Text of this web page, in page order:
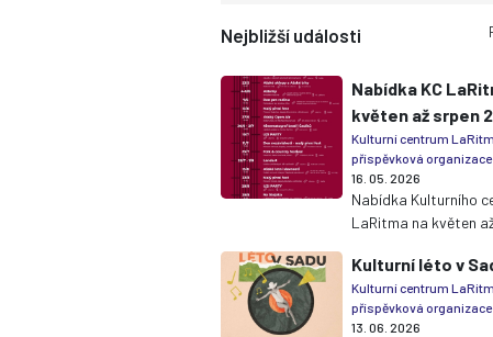
Nejbližší události
Nabídka KC
květen až srpen
Kulturní centrum
příspěvková organizace
16. 05. 2026
Nabídka Kulturního
LaRitma na květen
Kulturní léto v
Kulturní centrum
příspěvková organizace
13. 06. 2026